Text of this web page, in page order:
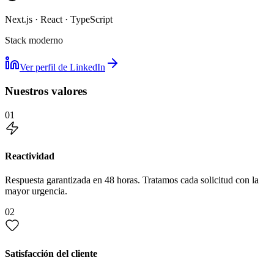
Next.js · React · TypeScript
Stack moderno
Ver perfil de LinkedIn
Nuestros valores
01
Reactividad
Respuesta garantizada en 48 horas. Tratamos cada solicitud con la
mayor urgencia.
02
Satisfacción del cliente